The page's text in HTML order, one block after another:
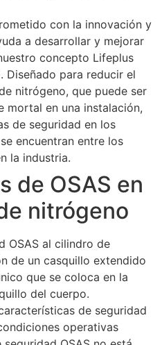
con la innovación y
a desarrollar y mejorar
concepto Lifeplus
Diseñado para reducir el
nitrógeno, que puede ser
mortal en una instalación,
de seguridad en los
encuentran entre los
la industria.
de OSAS en
nitrógeno
OSAS al cilindro de
de un casquillo extendido
que se coloca en la
del cuerpo.
de seguridad
operativas